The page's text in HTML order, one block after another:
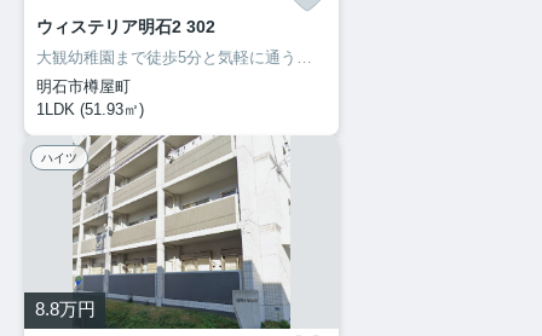
ウィステリア明石2 302
大観幼稚園まで徒歩5分と気軽に通うことができます。セキュリティ面は、防犯カメラ・24時間緊急通報システムなどを設置しているので安全面でも優れております。明石市でなら、安心して暮らせる住まいが揃ってる、山陽電気鉄道本線西新町駅近くは如何でしょう。078-913-0002からいつでもご依頼を受け付けております。
明石市樽屋町
1LDK (51.93㎡)
ハイツ
8.8万円